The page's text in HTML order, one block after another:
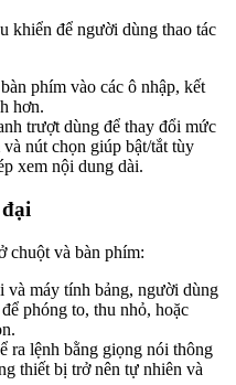
khiển để người dùng thao tác
phím vào các ô nhập, kết
hơn.
trượt dùng để thay đổi mức
nút chọn giúp bật/tắt tùy
xem nội dung dài.
chuột và bàn phím:
và máy tính bảng, người dùng
phóng to, thu nhỏ, hoặc
ra lệnh bằng giọng nói thông
thiết bị trở nên tự nhiên và